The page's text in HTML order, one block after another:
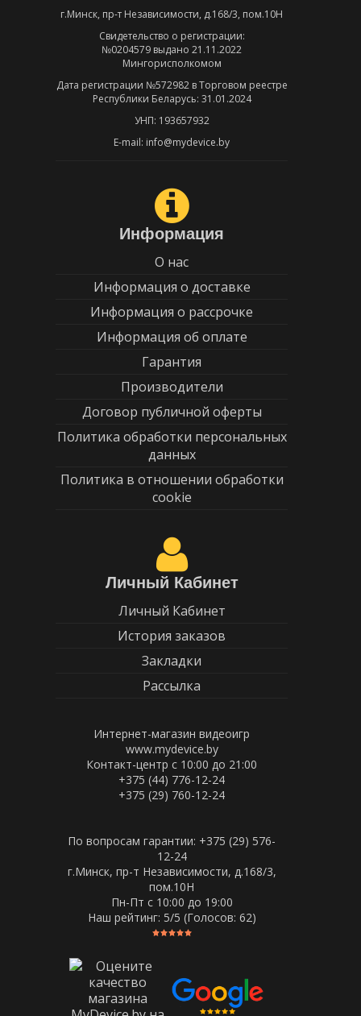
г.Минск, пр-т Независимости, д.168/3, пом.10Н
Свидетельство о регистрации:
№0204579 выдано 21.11.2022
Мингорисполкомом
Дата регистрации №572982 в Торговом реестре
Республики Беларусь: 31.01.2024
УНП: 193657932
E-mail: info@mydevice.by
Информация
О нас
Информация о доставке
Информация о рассрочке
Информация об оплате
Гарантия
Производители
Договор публичной оферты
Политика обработки персональных
данных
Политика в отношении обработки
cookie
Личный Кабинет
Личный Кабинет
История заказов
Закладки
Рассылка
Интернет-магазин видеоигр
www.mydevice.by
Контакт-центр с 10:00 до 21:00
+375 (44) 776-12-24
+375 (29) 760-12-24
По вопросам гарантии: +375 (29) 576-
12-24
г.Минск, пр-т Независимости, д.168/3,
пом.10Н
Пн-Пт c 10:00 до 19:00
Наш рейтинг: 5/5 (Голосов: 62)